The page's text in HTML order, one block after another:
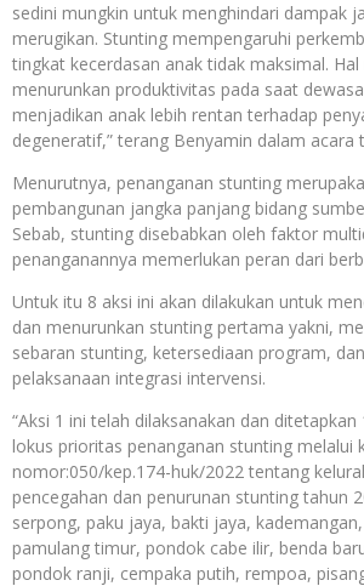
sedini mungkin untuk menghindari dampak
merugikan. Stunting mempengaruhi
tingkat kecerdasan anak tidak maksimal. Hal
menurunkan produktivitas pada saat
menjadikan anak lebih rentan terhadap
degeneratif,” terang Benyamin dalam acara
Menurutnya, penanganan stunting
pembangunan jangka panjang bidang
Sebab, stunting disebabkan oleh faktor
penanganannya memerlukan peran dari
Untuk itu 8 aksi ini akan dilakukan untuk
dan menurunkan stunting pertama yakni,
sebaran stunting, ketersediaan program,
pelaksanaan integrasi intervensi.
“Aksi 1 ini telah dilaksanakan dan
lokus prioritas penanganan stunting melalui
nomor:050/kep.174-huk/2022 tentang
pencegahan dan penurunan stunting tahun
serpong, paku jaya, bakti jaya,
pamulang timur, pondok cabe ilir, benda
pondok ranji, cempaka putih, rempoa,